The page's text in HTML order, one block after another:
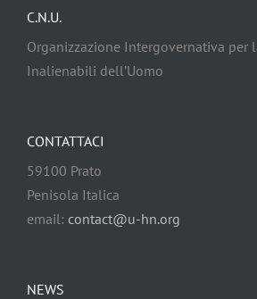
C.N.U.
Organizzazione Intergovernativa per
Inalienabili dell’Uomo
NEWS
CONTATTACI
59100 Prato
Penisola Italica
email: contact@u-hn.org